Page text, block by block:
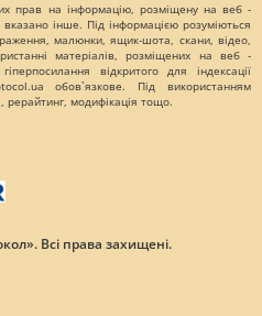
прав на інформацію, розміщену на веб -
інше. Під інформацією розуміються
малюнки, ящик-шота, скани, відео,
матеріалів, розміщених на веб -
відкритого для індексації
обов`язкове. Під використанням
рерайтинг, модифікація тощо.
Всі права захищені.